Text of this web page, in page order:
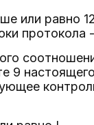
или равно
протокола
9